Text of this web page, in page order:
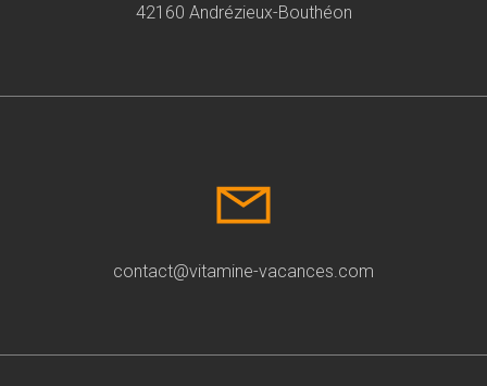
42160 Andrézieux-Bouthéon
contact@vitamine-vacances.com